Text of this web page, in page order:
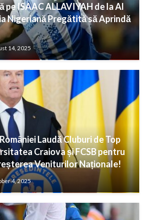
pe ISAAC ALLAVIYAH de la Al
Nigeriană Pregătită să Aprindă
14, 2025
Laudă Cluburi de Top
Craiova și FCSB pentru
Veniturilor Naționale!
4, 2025